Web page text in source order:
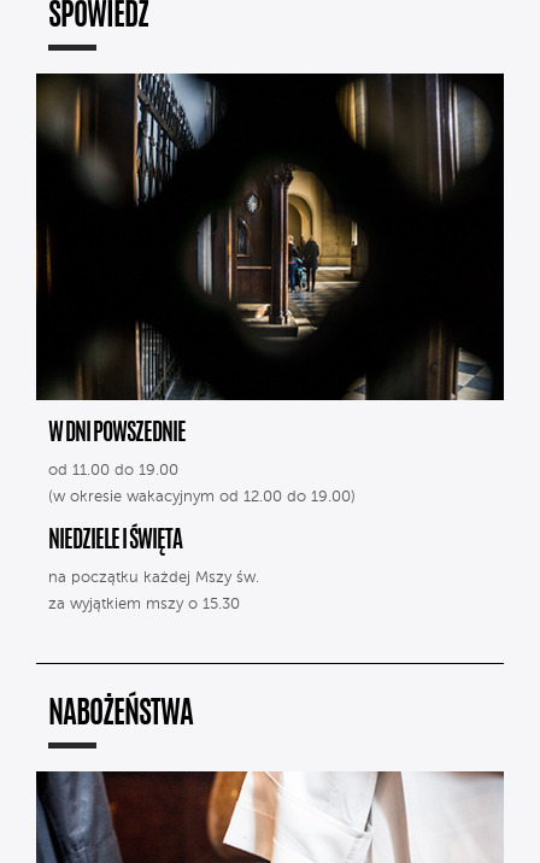
SPOWIEDŹ
W DNI POWSZEDNIE
od 11.00 do 19.00
(w okresie wakacyjnym od 12.00 do 19.00)
NIEDZIELE I ŚWIĘTA
na początku każdej Mszy św.
za wyjątkiem mszy o 15.30
NABOŻEŃSTWA